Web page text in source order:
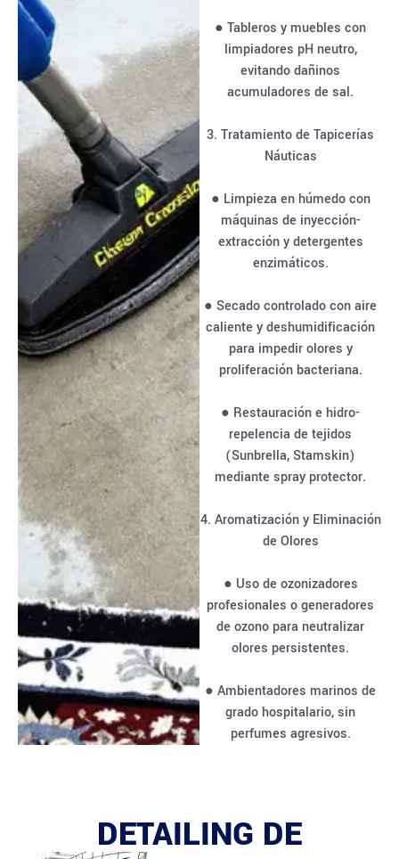
● Tableros y muebles con
limpiadores pH neutro,
evitando dañinos
acumuladores de sal.
3. Tratamiento de Tapicerías
Náuticas
● Limpieza en húmedo con
máquinas de inyección-
extracción y detergentes
enzimáticos.
● Secado controlado con aire
caliente y deshumidificación
para impedir olores y
proliferación bacteriana.
● Restauración e hidro-
repelencia de tejidos
(Sunbrella, Stamskin)
mediante spray protector.
4. Aromatización y Eliminación
de Olores
● Uso de ozonizadores
profesionales o generadores
de ozono para neutralizar
olores persistentes.
● Ambientadores marinos de
grado hospitalario, sin
perfumes agresivos.
DETAILING DE